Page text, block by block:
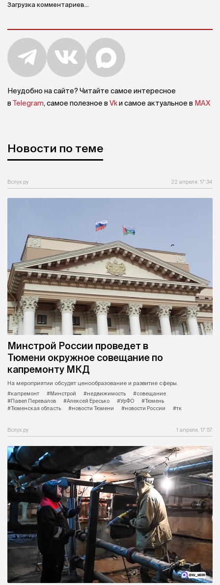
Загрузка комментариев...
Неудобно на сайте? Читайте самое интересное
в Telegram, самое полезное в Vkи самое актуальное в MAX
Новости по теме
Вслух.ру 22 апреля, 17:34
Минстрой России проведет в
Тюмени окружное совещание по
капремонту МКД
На мероприятии обсудят ценообразование и развитие сферы.
#капремонт
#Минстрой #недвижимость
#совещание
#Павел Перевалов
#Алексей Ересько #УрФО
#Тюмень
#Тюменская область
#новости Тюмени #новости России #тк
Вслух.ру 1 апреля, 17:57